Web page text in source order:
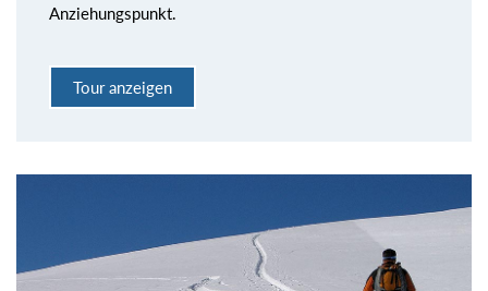
Anziehungspunkt.
Tour anzeigen